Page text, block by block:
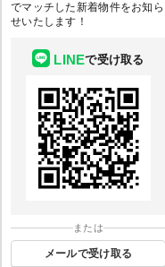
でマッチした新着物件をお知ら
せいたします！
LINEで受け取る
または
メールで受け取る